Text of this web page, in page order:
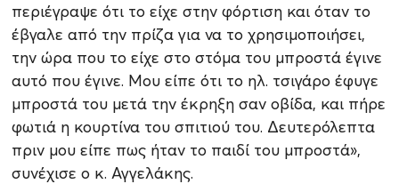
περιέγραψε ότι το είχε στην φόρτιση και όταν το
έβγαλε από την πρίζα για να το χρησιμοποιήσει,
την ώρα που το είχε στο στόμα του μπροστά έγινε
αυτό που έγινε. Μου είπε ότι το ηλ. τσιγάρο έφυγε
μπροστά του μετά την έκρηξη σαν οβίδα, και πήρε
φωτιά η κουρτίνα του σπιτιού του. Δευτερόλεπτα
πριν μου είπε πως ήταν το παιδί του μπροστά»,
συνέχισε ο κ. Αγγελάκης.